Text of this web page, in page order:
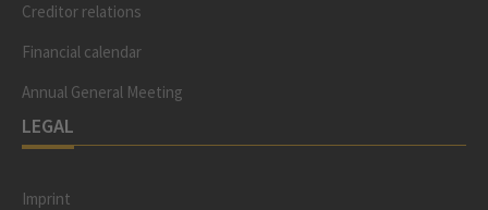
Creditor relations
Financial calendar
Annual General Meeting
LEGAL
Imprint